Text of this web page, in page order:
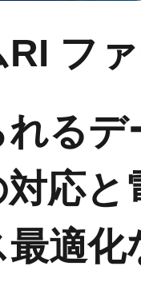
フ
る
応
適